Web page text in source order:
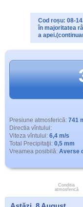
Cod roșu: 08-
în majoritatea
a
Presiune atmosferică: 741
Directia vîntului:
Viteza vîntului: 6,4 m/s
Total Precipitaţii: 0,5 mm
Vreamea posibilă: Averse
Conditia
atmosferică